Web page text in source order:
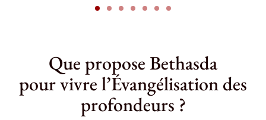
Que propose Bethasda
pour vivre l’Évangélisation des
profondeurs ?